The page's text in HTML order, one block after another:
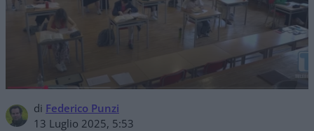
di Federico Punzi
13 Luglio 2025, 5:53